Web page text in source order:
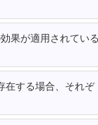
効果が適用されている
在する場合、それぞ